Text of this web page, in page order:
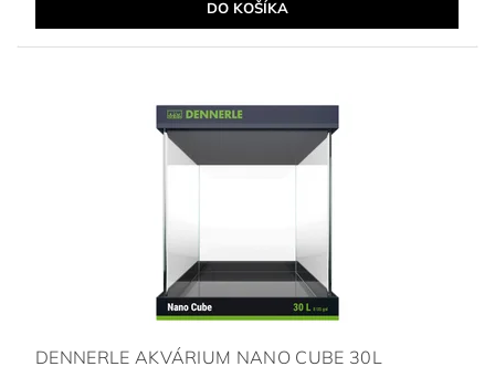
DENNERLE AKVÁRIUM NANO CUBE 30L